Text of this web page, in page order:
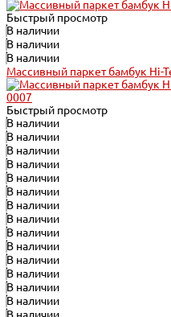
Быстрый просмотр
В наличии
В наличии
В наличии
Массивный паркет бамбук Hi-
Быстрый просмотр
В наличии
В наличии
В наличии
В наличии
В наличии
В наличии
В наличии
В наличии
В наличии
В наличии
В наличии
В наличии
В наличии
В наличии